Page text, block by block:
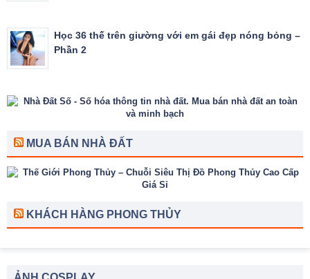
Học 36 thế trên giường với em gái đẹp nóng bỏng –
Phần 2
MUA BÁN NHÀ ĐẤT
KHÁCH HÀNG PHONG THỦY